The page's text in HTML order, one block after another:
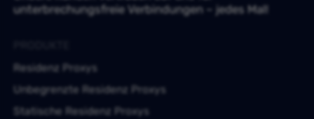
unterbrechungsfreie Verbindungen – jedes Mal!
Residenz Proxys
Unbegrenzte Residenz Proxys
Statische Residenz Proxys